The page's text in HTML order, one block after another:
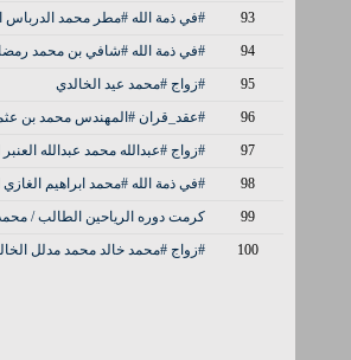
93
#في ذمة الله #مطر محمد الدرباس
94
#في ذمة الله #شافي بن محمد
95
#زواج #محمد عيد الخالدي
96
#عقد_قران #المهندس محمد بن
97
#زواج #عبدالله محمد عبدالله
98
#في ذمة الله #محمد ابراهيم الغازي
99
كرمت دوره الرياحين الطالب /
100
#زواج #محمد خالد محمد مدلل